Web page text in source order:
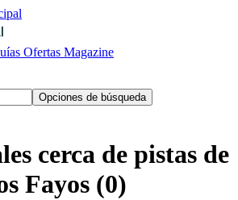
Ofertas Magazine
Opciones de búsqueda
cerca de pistas de
Fayos (0)